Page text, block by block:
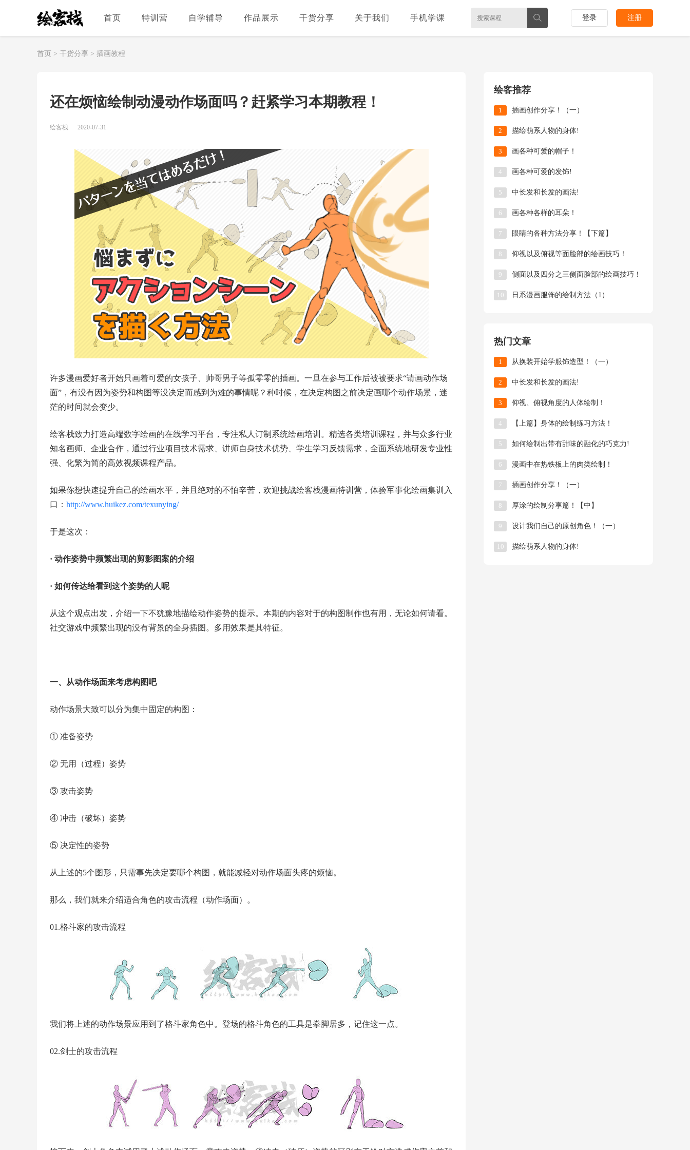
首页 特训营 自学辅导 作品展示 干货分享 关于我们 手机学课 登录 注册
首页 > 干货分享 > 插画教程
还在烦恼绘制动漫动作场面吗？赶紧学习本期教程！
绘客栈 2020-07-31
许多漫画爱好者开始只画着可爱的女孩子、帅哥男子等孤零零的插画。 一旦在参与工作后被被要求“请画动作场
面”，有没有因为姿势和构图等没决定而感到为难的事情呢？种时候，在决定构图之前决定画哪个动作场景，迷
茫的时间就会变少。
绘客栈致力打造高端数字绘画的在线学习平台，专注私人订制系统绘画培训。精选各类培训课程，并与众多行业
知名画师、企业合作，通过行业项目技术需求、讲师自身技术优势、学生学习反馈需求，全面系统地研发专业性
强、化繁为简的高效视频课程产品。
如果你想快速提升自己的绘画水平，并且绝对的不怕辛苦，欢迎挑战绘客栈漫画特训营，体验军事化绘画集训入
口： http://www.huikez.com/texunying/
于是这次：
· 动作姿势中频繁出现的剪影图案的介绍
· 如何传达给看到这个姿势的人呢
从这个观点出发，介绍一下不犹豫地描绘动作姿势的提示。本期的内容对于的构图制作也有用，无论如何请看。
社交游戏中频繁出现的没有背景的全身插图。多用效果是其特征。
一、从动作场面来考虑构图吧
动作场景大致可以分为集中固定的构图：
① 准备姿势
② 无用（过程）姿势
③ 攻击姿势
④ 冲击（破坏）姿势
⑤ 决定性的姿势
从上述的5个图形，只需事先决定要哪个构图，就能减轻对动作场面头疼的烦恼。
那么，我们就来介绍适合角色的攻击流程（动作场面）。
01.格斗家的攻击流程
我们将上述的动作场景应用到了格斗家角色中。登场的格斗角色的工具是拳脚居多，记住这一点。
02.剑士的攻击流程
绘客推荐
1 插画创作分享！（一）
2 描绘萌系人物的身体!
3 画各种可爱的帽子！
4 画各种可爱的发饰!
5 中长发和长发的画法!
6 画各种各样的耳朵！
7 眼睛的各种方法分享！【下篇】
8 仰视以及俯视等面脸部的绘画技巧！
9 侧面以及四分之三侧面脸部的绘画技巧！
10 日系漫画服饰的绘制方法（1）
热门文章
1 从换装开始学服饰造型！（一）
2 中长发和长发的画法!
3 仰视、俯视角度的人体绘制！
4 【上篇】身体的绘制练习方法！
5 如何绘制出带有甜味的融化的巧克力!
6 漫画中在热铁板上的肉类绘制！
7 插画创作分享！（一）
8 厚涂的绘制分享篇！【中】
9 ​设计我们自己的原创角色！（一）
10 描绘萌系人物的身体!